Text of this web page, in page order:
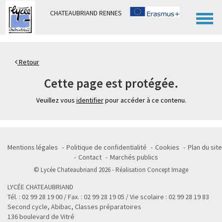
CHATEAUBRIAND RENNES
Retour
Cette page est protégée.
Veuillez vous identifierpour accéder à ce contenu.
Mentions légales Politique de confidentialité Cookies
Plan du site
Contact
Marchés publics
© Lycée Chateaubriand 2026 - Réalisation Concept Image
LYCÉE CHATEAUBRIAND
Tél. : 02 99 28 19 00 / Fax. : 02 99 28 19 05 / Vie scolaire : 02 99 28 19 83
Second cycle, Abibac, Classes préparatoires
136 boulevard de Vitré
Panneau de gestion des cookies